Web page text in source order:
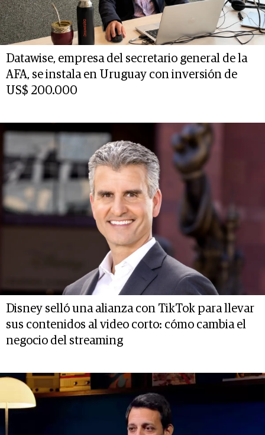
Datawise, empresa del secretario general de la
AFA, se instala en Uruguay con inversión de
US$ 200.000
Disney selló una alianza con TikTok para llevar
sus contenidos al video corto: cómo cambia el
negocio del streaming